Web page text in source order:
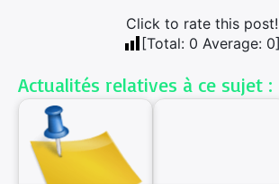
Click to rate this post!
[Total: 0 Average: 0]
Actualités relatives à ce sujet :